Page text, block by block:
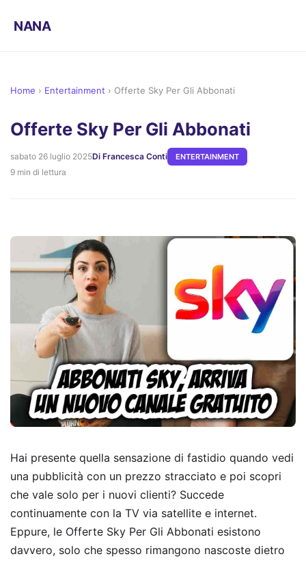
NANA
Home › Entertainment › Offerte Sky Per Gli Abbonati
Offerte Sky Per Gli Abbonati
sabato 26 luglio 2025Di Francesca Conti ENTERTAINMENT
9 min di lettura
Hai presente quella sensazione di fastidio quando vedi
una pubblicità con un prezzo stracciato e poi scopri
che vale solo per i nuovi clienti? Succede
continuamente con la TV via satellite e internet.
Eppure, le Offerte Sky Per Gli Abbonati esistono
davvero, solo che spesso rimangono nascoste dietro